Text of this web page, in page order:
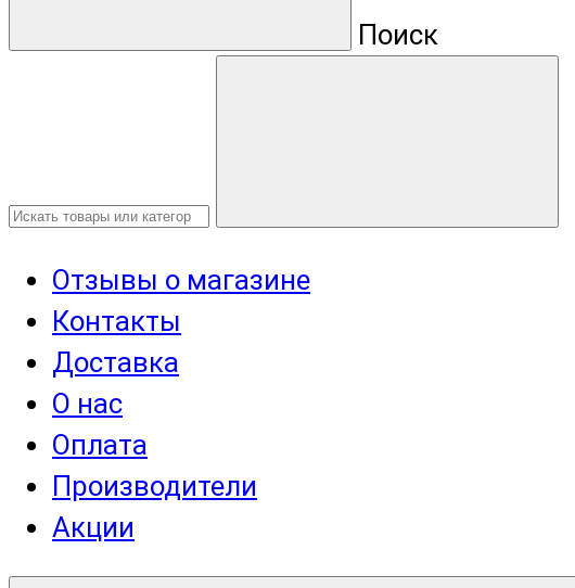
Поиск
Отзывы о магазине
Контакты
Доставка
О нас
Оплата
Производители
Акции